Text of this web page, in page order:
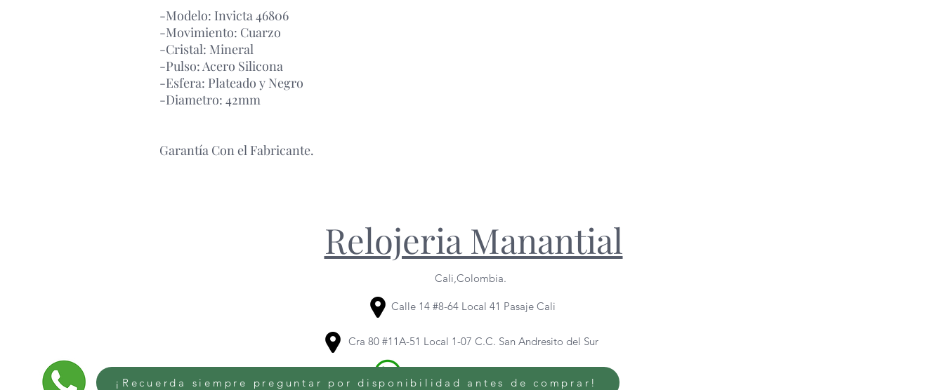
-Modelo: Invicta 46806
-Movimiento: Cuarzo
-Cristal: Mineral
-Pulso: Acero Silicona
-Esfera: Plateado y Negro
-Diametro: 42mm
Garantía Con el Fabricante.
¡Recuerda siempre preguntar por disponibilidad antes de comprar!
Relojeria Manantial
Cali,Colombia.
Calle 14 #8-64 Local 41 Pasaje Cali
Cra 80 #11A-51 Local 1-07 C.C. San Andresito del Sur